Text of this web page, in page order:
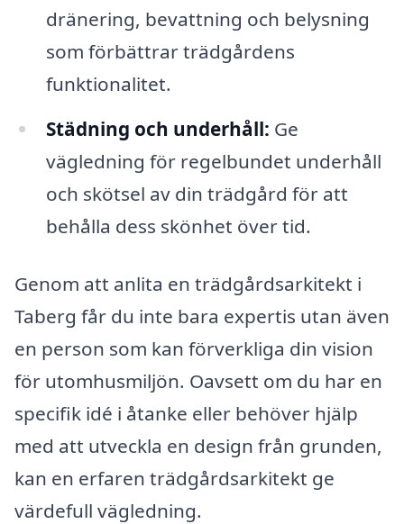
dränering, bevattning och belysning
som förbättrar trädgårdens
funktionalitet.
Städning och underhåll: Ge
vägledning för regelbundet underhåll
och skötsel av din trädgård för att
behålla dess skönhet över tid.
Genom att anlita en trädgårdsarkitekt i
Taberg får du inte bara expertis utan även
en person som kan förverkliga din vision
för utomhusmiljön. Oavsett om du har en
specifik idé i åtanke eller behöver hjälp
med att utveckla en design från grunden,
kan en erfaren trädgårdsarkitekt ge
värdefull vägledning.